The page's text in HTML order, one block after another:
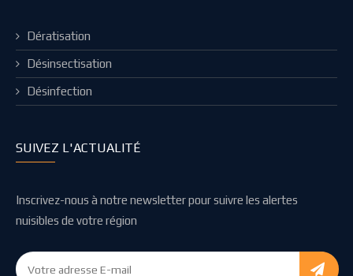
Dératisation
Désinsectisation
Désinfection
SUIVEZ L'ACTUALITÉ
Inscrivez-nous à notre newsletter pour suivre les alertes
nuisibles de votre région